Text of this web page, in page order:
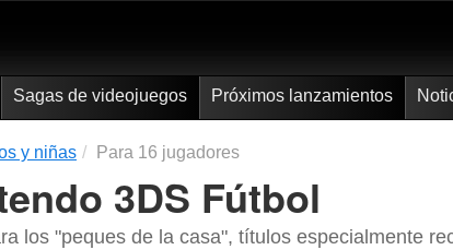
Sagas de videojuegos Próximos lanzamientos
y niñas Para 16 jugadores
3DS Fútbol
los "peques de la casa", títulos especialmente